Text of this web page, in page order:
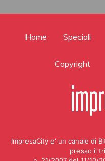
Home Speciali
Copyright
ImpresaCity e' un canale di
presso il